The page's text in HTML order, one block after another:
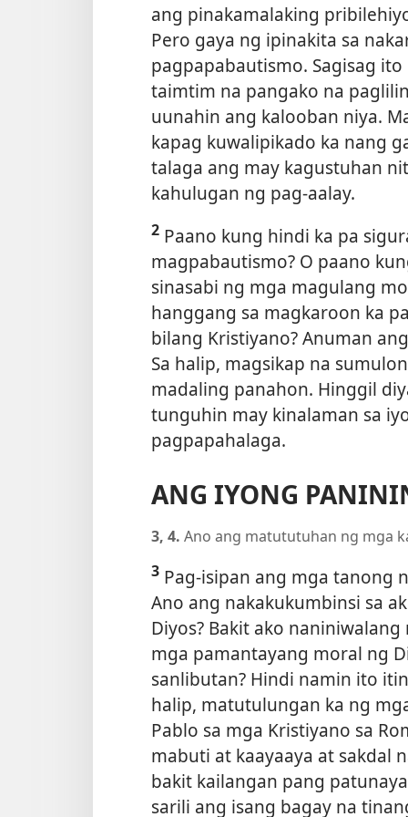
ang pinakamalaking
Pero gaya ng ipinakita sa
pagpapabautismo. Sagisag
taimtim na pangako na
uunahin ang kalooban niya.
kapag kuwalipikado ka nang
talaga ang may kagustuhan
kahulugan ng pag-aalay.
2 Paano kung hindi ka pa
magpabautismo? O paano
sinasabi ng mga magulang
hanggang sa magkaroon ka
bilang Kristiyano? Anuman
Sa halip, magsikap na
madaling panahon. Hinggil
tunguhin may kinalaman sa
pagpapahalaga.
ANG IYONG
3, 4. Ano ang matututuhan ng mga
3 Pag-isipan ang mga tanong
Ano ang nakakukumbinsi sa
Diyos? Bakit ako
mga pamantayang moral ng
sanlibutan? Hindi namin ito
halip, matutulungan ka ng
Pablo sa mga Kristiyano sa
mabuti at kaayaaya at sakdal
bakit kailangan pang
sarili ang isang bagay na